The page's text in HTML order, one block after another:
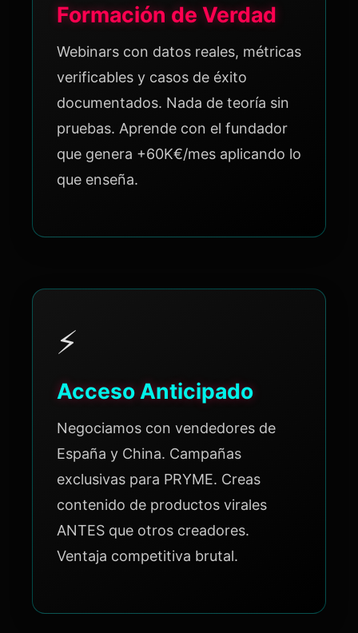
Formación de Verdad
Webinars con datos reales, métricas
verificables y casos de éxito
documentados. Nada de teoría sin
pruebas. Aprende con el fundador
que genera +60K€/mes aplicando lo
que enseña.
⚡
Acceso Anticipado
Negociamos con vendedores de
España y China. Campañas
exclusivas para PRYME. Creas
contenido de productos virales
ANTES que otros creadores.
Ventaja competitiva brutal.